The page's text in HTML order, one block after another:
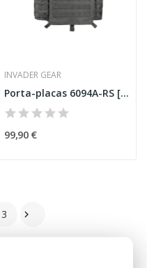
INVADER GEAR
Porta-placas 6094A-RS [Invader Gear]
99,90 €
3 